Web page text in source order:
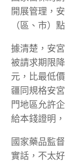
開展管理，
（區、市）
據清楚，安
被請求期限
元，比最低
疆同規格安
門地區允許
給本錢證明
國家藥品監
實話，不太